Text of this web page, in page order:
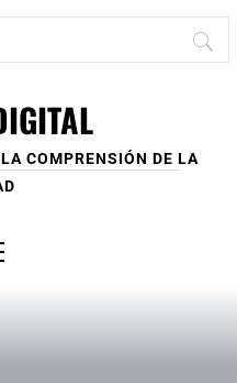
COMPRENSIÓN DE LA